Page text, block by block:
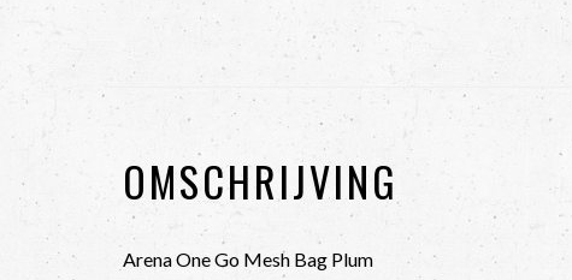
OMSCHRIJVING
Arena One Go Mesh Bag Plum